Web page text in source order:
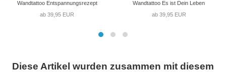
Wandtattoo Entspannungsrezept
ab 39,95 EUR
Wandtattoo Es ist Dein Leben
ab 39,95 EUR
Diese Artikel wurden zusammen mit diesem